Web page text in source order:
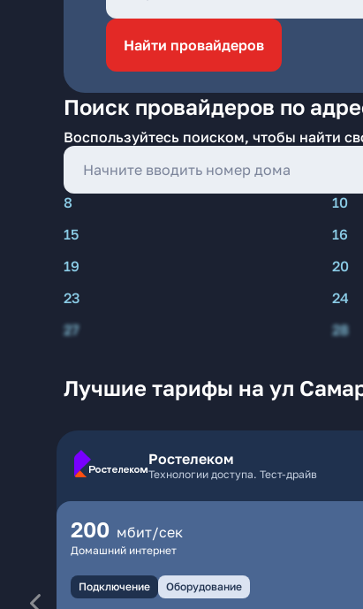
Найти провайдеров
Поиск провайдеров по
Воспользуйтесь поиском, чтобы найти
8 10
15
16
19
20
23
24
27
28
Лучшие тарифы на ул
Ростелеком
Технологии доступа. Тест-драйв
200 мбит/сек
Домашний интернет
Подключение Оборудование